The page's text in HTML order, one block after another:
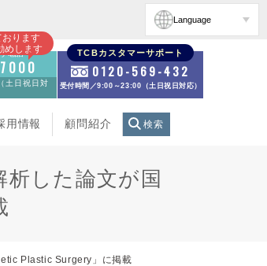
Language
ります
めします
電話
土日祝日対
TCBカスタマーサポート
0120-569-432
受付時間／9:00～23:00（土日祝日対応）
用情報 顧問紹介 検索
析した論文が国
Plastic Surgery」に掲載